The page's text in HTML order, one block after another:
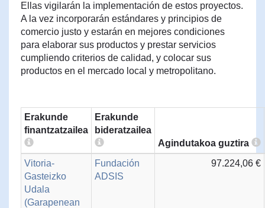
Ellas vigilarán la implementación de estos proyectos.
A la vez incorporarán estándares y principios de
comercio justo y estarán en mejores condiciones
para elaborar sus productos y prestar servicios
cumpliendo criterios de calidad, y colocar sus
productos en el mercado local y metropolitano.
Erakunde
finantzatzailea
Erakunde
bideratzailea
Agindutakoa guztira
Vitoria-
Gasteizko
Udala
(Garapenean
Fundación
ADSIS
97.224,06 €